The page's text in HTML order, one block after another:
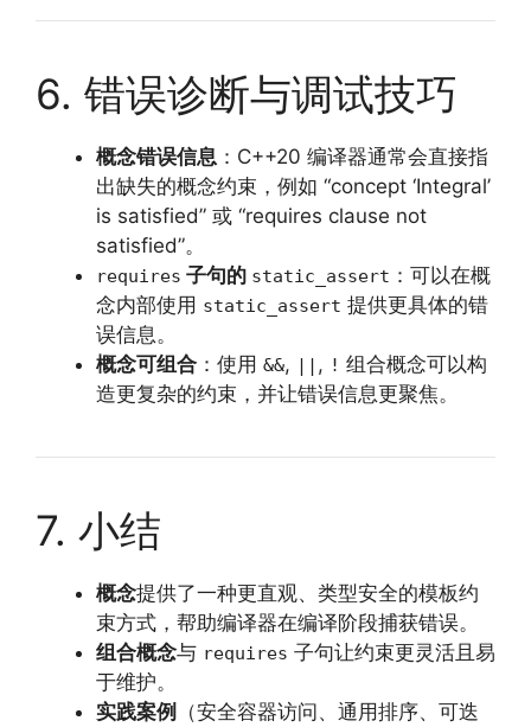
6. 错误诊断与调试技巧
概念错误信息 ：C++20 编译器通常会直接指
出缺失的概念约束，例如 “concept ‘Integral’
is satisfied” 或 “requires clause not
satisfied”。
requires 子句的 static_assert ：可以在概
念内部使用 static_assert 提供更具体的错
误信息。
概念可组合 ：使用 &&, || , ! 组合概念可以构
造更复杂的约束，并让错误信息更聚焦。
7. 小结
概念提供了一种更直观、类型安全的模板约
束方式，帮助编译器在编译阶段捕获错误。
组合概念与 requires 子句让约束更灵活且易
于维护。
实践案例
（安全容器访问、通用排序、可迭